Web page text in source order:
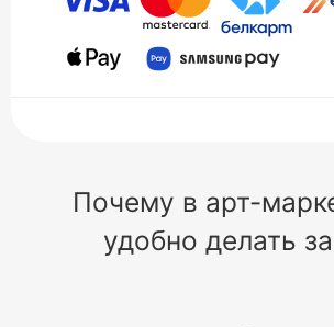
Почему в арт-
удобно делать